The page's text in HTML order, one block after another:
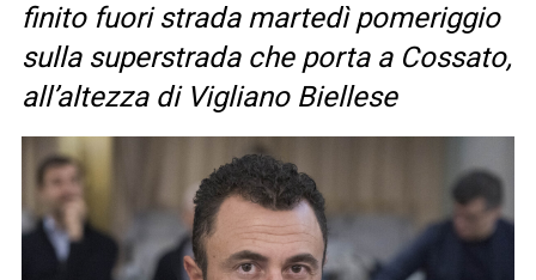
finito fuori strada martedì pomeriggio
sulla superstrada che porta a Cossato,
all’altezza di Vigliano Biellese